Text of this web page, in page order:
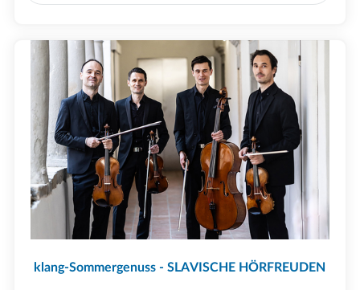
klang-Sommergenuss - SLAVISCHE HÖRFREUDEN